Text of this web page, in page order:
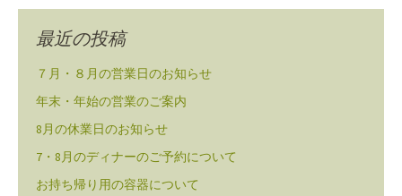
最近の投稿
７月・８月の営業日のお知らせ
年末・年始の営業のご案内
8月の休業日のお知らせ
7・8月のディナーのご予約について
お持ち帰り用の容器について